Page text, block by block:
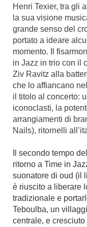
Henri Texier, tra gli
la sua visione
grande senso del
portato a ideare
momento. Il
in Jazz in trio con il
Ziv Ravitz alla
che lo affiancano
il titolo al concerto:
iconoclasti, la
arrangiamenti di
Nails), ritornelli
Il secondo tempo
ritorno a Time in
suonatore di oud (il
è riuscito a liberare
tradizionale e
Teboulba, un
centrale, e